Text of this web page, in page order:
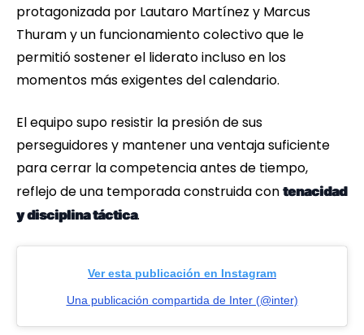
protagonizada por Lautaro Martínez y Marcus
Thuram y un funcionamiento colectivo que le
permitió sostener el liderato incluso en los
momentos más exigentes del calendario.
El equipo supo resistir la presión de sus
perseguidores y mantener una ventaja suficiente
para cerrar la competencia antes de tiempo,
reflejo de una temporada construida con tenacidad
y disciplina táctica.
Ver esta publicación en Instagram
Una publicación compartida de Inter (@inter)